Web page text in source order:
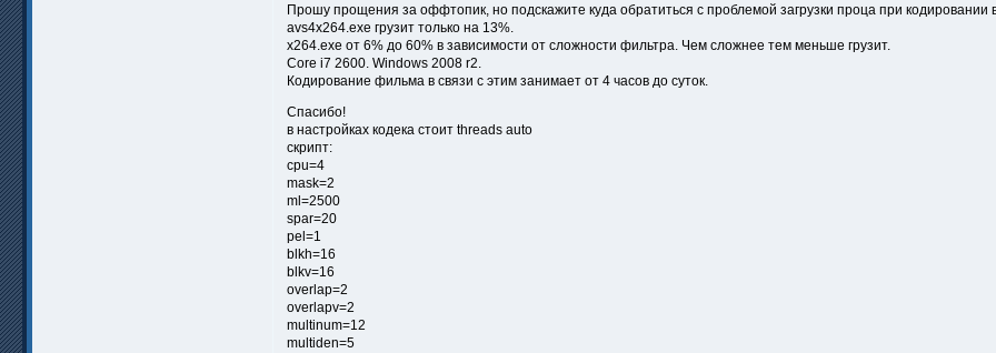
Прошу прощения за оффтопик, но подскажите куда обратиться с проблемой загрузки проца при кодировании
avs4x264.exe грузит только на 13%.
x264.exe от 6% до 60% в зависимости от сложности фильтра. Чем сложнее тем меньше грузит.
Core i7 2600. Windows 2008 r2.
Кодирование фильма в связи с этим занимает от 4 часов до суток.
Спасибо!
в настройках кодека стоит threads auto
скрипт:
cpu=4
mask=2
ml=2500
spar=20
pel=1
blkh=16
blkv=16
overlap=2
overlapv=2
multinum=12
multiden=5